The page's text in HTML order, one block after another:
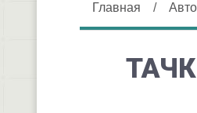
Главная /